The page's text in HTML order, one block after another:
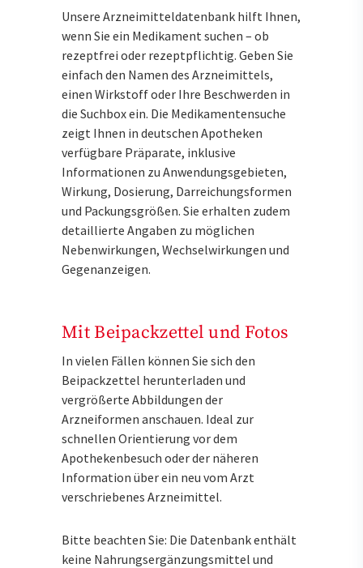
Unsere Arzneimitteldatenbank hilft Ihnen,
wenn Sie ein Medikament suchen – ob
rezeptfrei oder rezeptpflichtig. Geben Sie
einfach den Namen des Arzneimittels,
einen Wirkstoff oder Ihre Beschwerden in
die Suchbox ein. Die Medikamentensuche
zeigt Ihnen in deutschen Apotheken
verfügbare Präparate, inklusive
Informationen zu Anwendungsgebieten,
Wirkung, Dosierung, Darreichungsformen
und Packungsgrößen. Sie erhalten zudem
detaillierte Angaben zu möglichen
Nebenwirkungen, Wechselwirkungen und
Gegenanzeigen.
Mit Beipackzettel und Fotos
In vielen Fällen können Sie sich den
Beipackzettel herunterladen und
vergrößerte Abbildungen der
Arzneiformen anschauen. Ideal zur
schnellen Orientierung vor dem
Apothekenbesuch oder der näheren
Information über ein neu vom Arzt
verschriebenes Arzneimittel.
Bitte beachten Sie: Die Datenbank enthält
keine Nahrungsergänzungsmittel und